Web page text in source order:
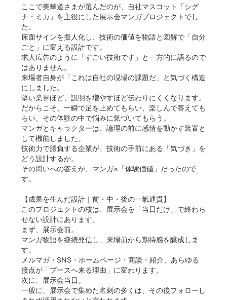
ここで美華道さまが選んだのが、自社マスコット「シグ
ナ・ミカ」を主役にした展示会マンガプロジェクトでし
た。
床面サインを擬人化し、技術の価値を物語と図解で「自分
ごと」に変える設計です。
求人広告のように「すごい技術です」と一方的に語るので
はありません。
来場者自身が「これは自社の現場の課題だ」と気づく構造
にしました。
堅い業界ほど、説明を増やすほど伝わりにくくなります。
だからこそ、一瞬で足を止めてもらい、楽しんで答えても
らい、その体験の中で悩みに気づいてもらう。
マンガとキャラクターは、論理の前に感情を動かす装置と
して機能しました。
技術力で勝負する企業が、技術の手前にある「気づき」を
どう設計するか。
その問いへの答えが、マンガ×「体験価値」だったので
す。
【成果を生んだ設計｜前・中・後の一氣通貫】
このプロジェクトの核は、展示会を「当日だけ」で終わら
せない設計にあります。
まず、展示会前。
マンガ物語を継続発信し、来場前から期待感を醸成しま
す。
メルマガ・SNS・ホームページ・商談・紹介、あらゆる
接点が「ブースへ来る理由」に変わります。
次に、展示会当日。
一般に、展示会で集めた名刺の多くは、その後フォローし